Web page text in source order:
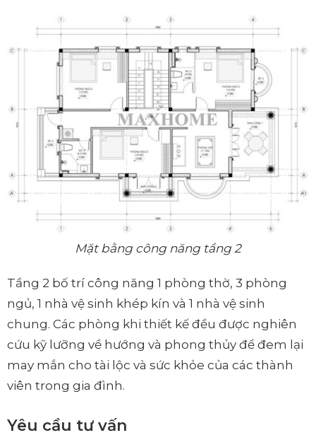
Mặt bằng công năng tầng 2
Tầng 2 bố trí công năng 1 phòng thờ, 3 phòng
ngủ, 1 nhà vệ sinh khép kín và 1 nhà vệ sinh
chung. Các phòng khi thiết kế đều được nghiên
cứu kỹ lưỡng về hướng và phong thủy để đem lại
may mắn cho tài lộc và sức khỏe của các thành
viên trong gia đình.
Yêu cầu tư vấn